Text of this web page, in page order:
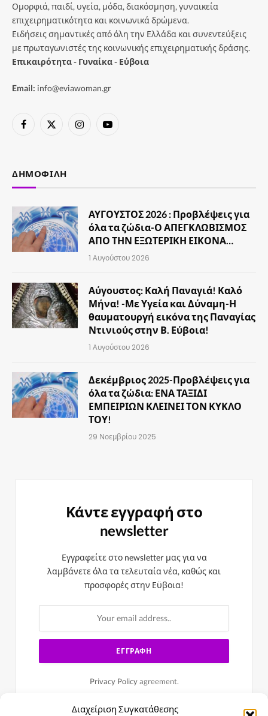
Διαχείριση Συγκατάθεσης
Ομορφιά, παιδί, υγεία, μόδα, διακόσμηση, γυναικεία
επιχειρηματικότητα και κοινωνικά δρώμενα.
Ειδήσεις σημαντικές από όλη την Ελλάδα και συνεντεύξεις
με πρωταγωνιστές της κοινωνικής επιχειρηματικής δράσης.
Επικαιρότητα - Γυναίκα - Εύβοια
Email: info@eviawoman.gr
Facebook
X
InstagramYouTube
ΔΗΜΟΦΙΛΉ
ΑΥΓΟΥΣΤΟΣ 2026 : Προβλέψεις για
όλα τα ζώδια-Ο ΑΠΕΓΚΛΩΒΙΣΜΟΣ
ΑΠΟ ΤΗΝ ΕΞΩΤΕΡΙΚΗ ΕΙΚΟΝΑ…
1 Αυγούστου 2026
Αύγουστος: Καλή Παναγιά! Καλό
Μήνα! -Με Υγεία και Δύναμη-Η
θαυματουργή εικόνα της Παναγίας
Ντινιούς στην Β. Εύβοια!
1 Αυγούστου 2026
Δεκέμβριος 2025-Προβλέψεις για
όλα τα ζώδια: ΕΝΑ ΤΑΞΙΔΙ
ΕΜΠΕΙΡΙΩΝ ΚΛΕΙΝΕΙ ΤΟΝ ΚΥΚΛΟ
ΤΟΥ!
29 Νοεμβρίου 2025
Κάντε εγγραφή στο
newsletter
Εγγραφείτε στο newsletter μας για να
λαμβάνετε όλα τα τελευταία νέα, καθώς και
προσφορές στην Εϋβοια!
Privacy Policyagreement.